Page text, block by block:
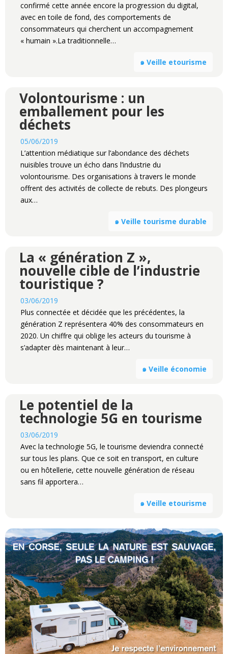
confirmé cette année encore la progression du digital,
avec en toile de fond, des comportements de
consommateurs qui cherchent un accompagnement
« humain ».La traditionnelle…
๑ Veille etourisme
Volontourisme : un
emballement pour les
déchets
05/06/2019
L’attention médiatique sur l’abondance des déchets
nuisibles trouve un écho dans l’industrie du
volontourisme. Des organisations à travers le monde
offrent des activités de collecte de rebuts. Des plongeurs
aux…
๑ Veille tourisme durable
La « génération Z »,
nouvelle cible de l’industrie
touristique ?
03/06/2019
Plus connectée et décidée que les précédentes, la
génération Z représentera 40% des consommateurs en
2020. Un chiffre qui oblige les acteurs du tourisme à
s’adapter dès maintenant à leur…
๑ Veille économie
Le potentiel de la
technologie 5G en tourisme
03/06/2019
Avec la technologie 5G, le tourisme deviendra connecté
sur tous les plans. Que ce soit en transport, en culture
ou en hôtellerie, cette nouvelle génération de réseau
sans fil apportera…
๑ Veille etourisme